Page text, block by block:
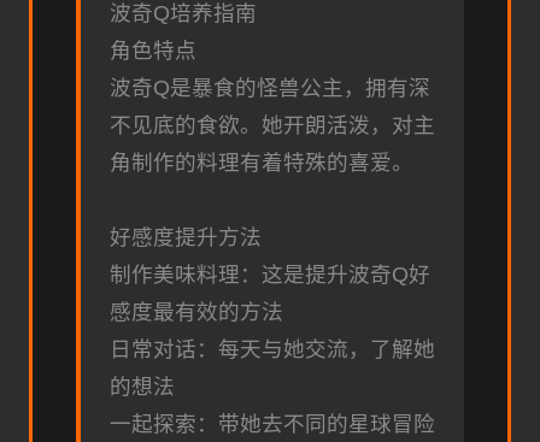
波奇Q培养指南
角色特点
波奇Q是暴食的怪兽公主，拥有深
不见底的食欲。她开朗活泼，对主
角制作的料理有着特殊的喜爱。
好感度提升方法
制作美味料理：这是提升波奇Q好
感度最有效的方法
日常对话：每天与她交流，了解她
的想法
一起探索：带她去不同的星球冒险